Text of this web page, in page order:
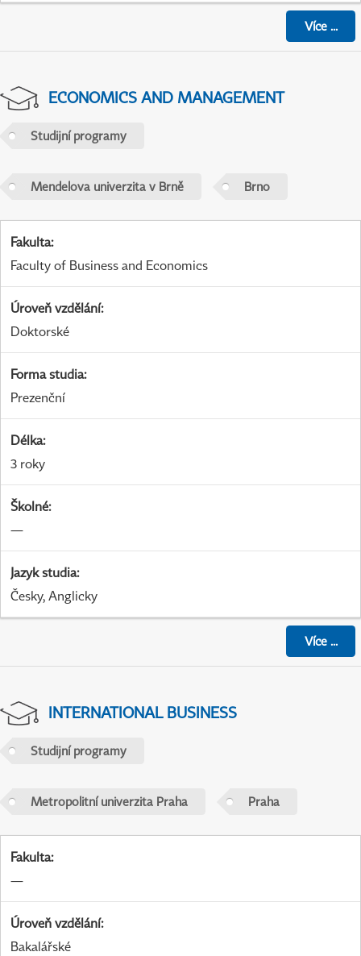
Více...
ECONOMICS AND MANAGEMENT
Studijní programy
Mendelova univerzita v Brně Brno
Fakulta:
Faculty of Business and Economics
Úroveň vzdělání:
Doktorské
Forma studia:
Prezenční
Délka:
3 roky
Školné:
—
Jazyk studia:
Česky, Anglicky
Více...
INTERNATIONAL BUSINESS
Studijní programy
Metropolitní univerzita Praha Praha
Fakulta:
—
Úroveň vzdělání:
Bakalářské